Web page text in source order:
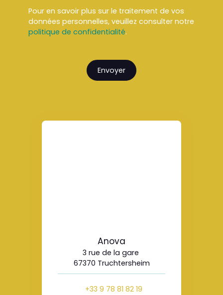
Pour en savoir plus sur le traitement de vos
données personnelles, veuillez consulter notre
politique de confidentialité.
Envoyer
Anova
3 rue de la gare
67370 Truchtersheim
+33 9 78 81 82 19